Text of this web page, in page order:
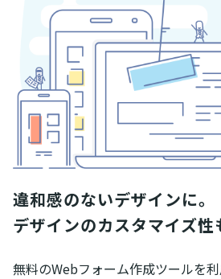
違和感のないデザインに。
デザインのカスタマイズ性
無料のWebフォーム作成ツールを